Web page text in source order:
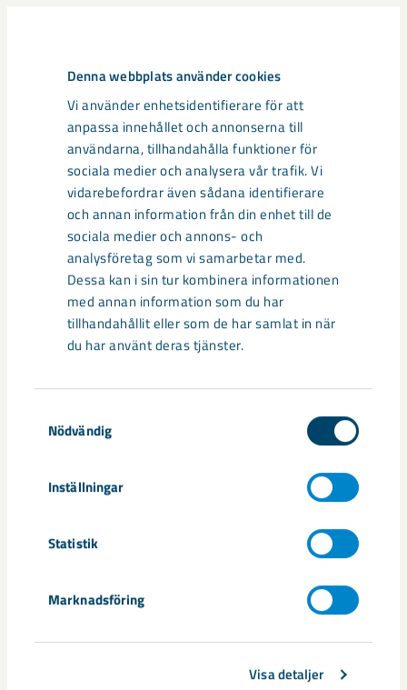
Denna webbplats använder cookies
Vi använder enhetsidentifierare för att
anpassa innehållet och annonserna till
användarna, tillhandahålla funktioner för
sociala medier och analysera vår trafik. Vi
vidarebefordrar även sådana identifierare
och annan information från din enhet till de
sociala medier och annons- och
analysföretag som vi samarbetar med.
Dessa kan i sin tur kombinera informationen
med annan information som du har
tillhandahållit eller som de har samlat in när
du har använt deras tjänster.
Nödvändig
Inställningar
Statistik
Marknadsföring
Visa detaljer
Relaterat innehåll
Så kan humanoida robotar öka
säkerheten i framtidens gruva
Utvecklingen av humanoida robotar, människoliknande
robotar med armar och ben, går snabbt. I takt med att
tekniken blir alltmer avancerad ...